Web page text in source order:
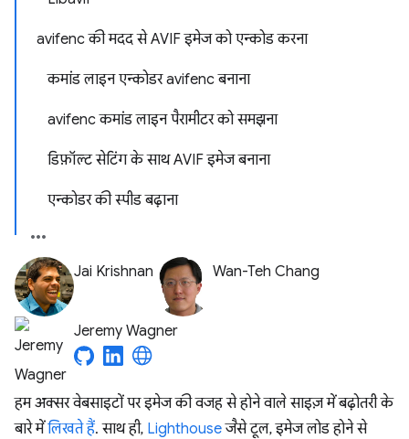
avifenc की मदद से AVIF इमेज को एन्कोड करना
कमांड लाइन एन्कोडर avifenc बनाना
avifenc कमांड लाइन पैरामीटर को समझना
डिफ़ॉल्ट सेटिंग के साथ AVIF इमेज बनाना
एन्कोडर की स्पीड बढ़ाना
Jai Krishnan Wan-Teh Chang
Jeremy Wagner
हम अक्सर वेबसाइटों पर इमेज की वजह से होने वाले साइज़ में बढ़ोतरी के
बारे मेंलिखते हैं. साथ ही, Lighthouseजैसे टूल, इमेज लोड होने से